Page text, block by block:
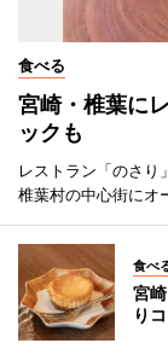
食べる
宮崎・椎葉に
ックも
レストラン「のさ
椎葉村の中心街にオ
食べ
宮
り